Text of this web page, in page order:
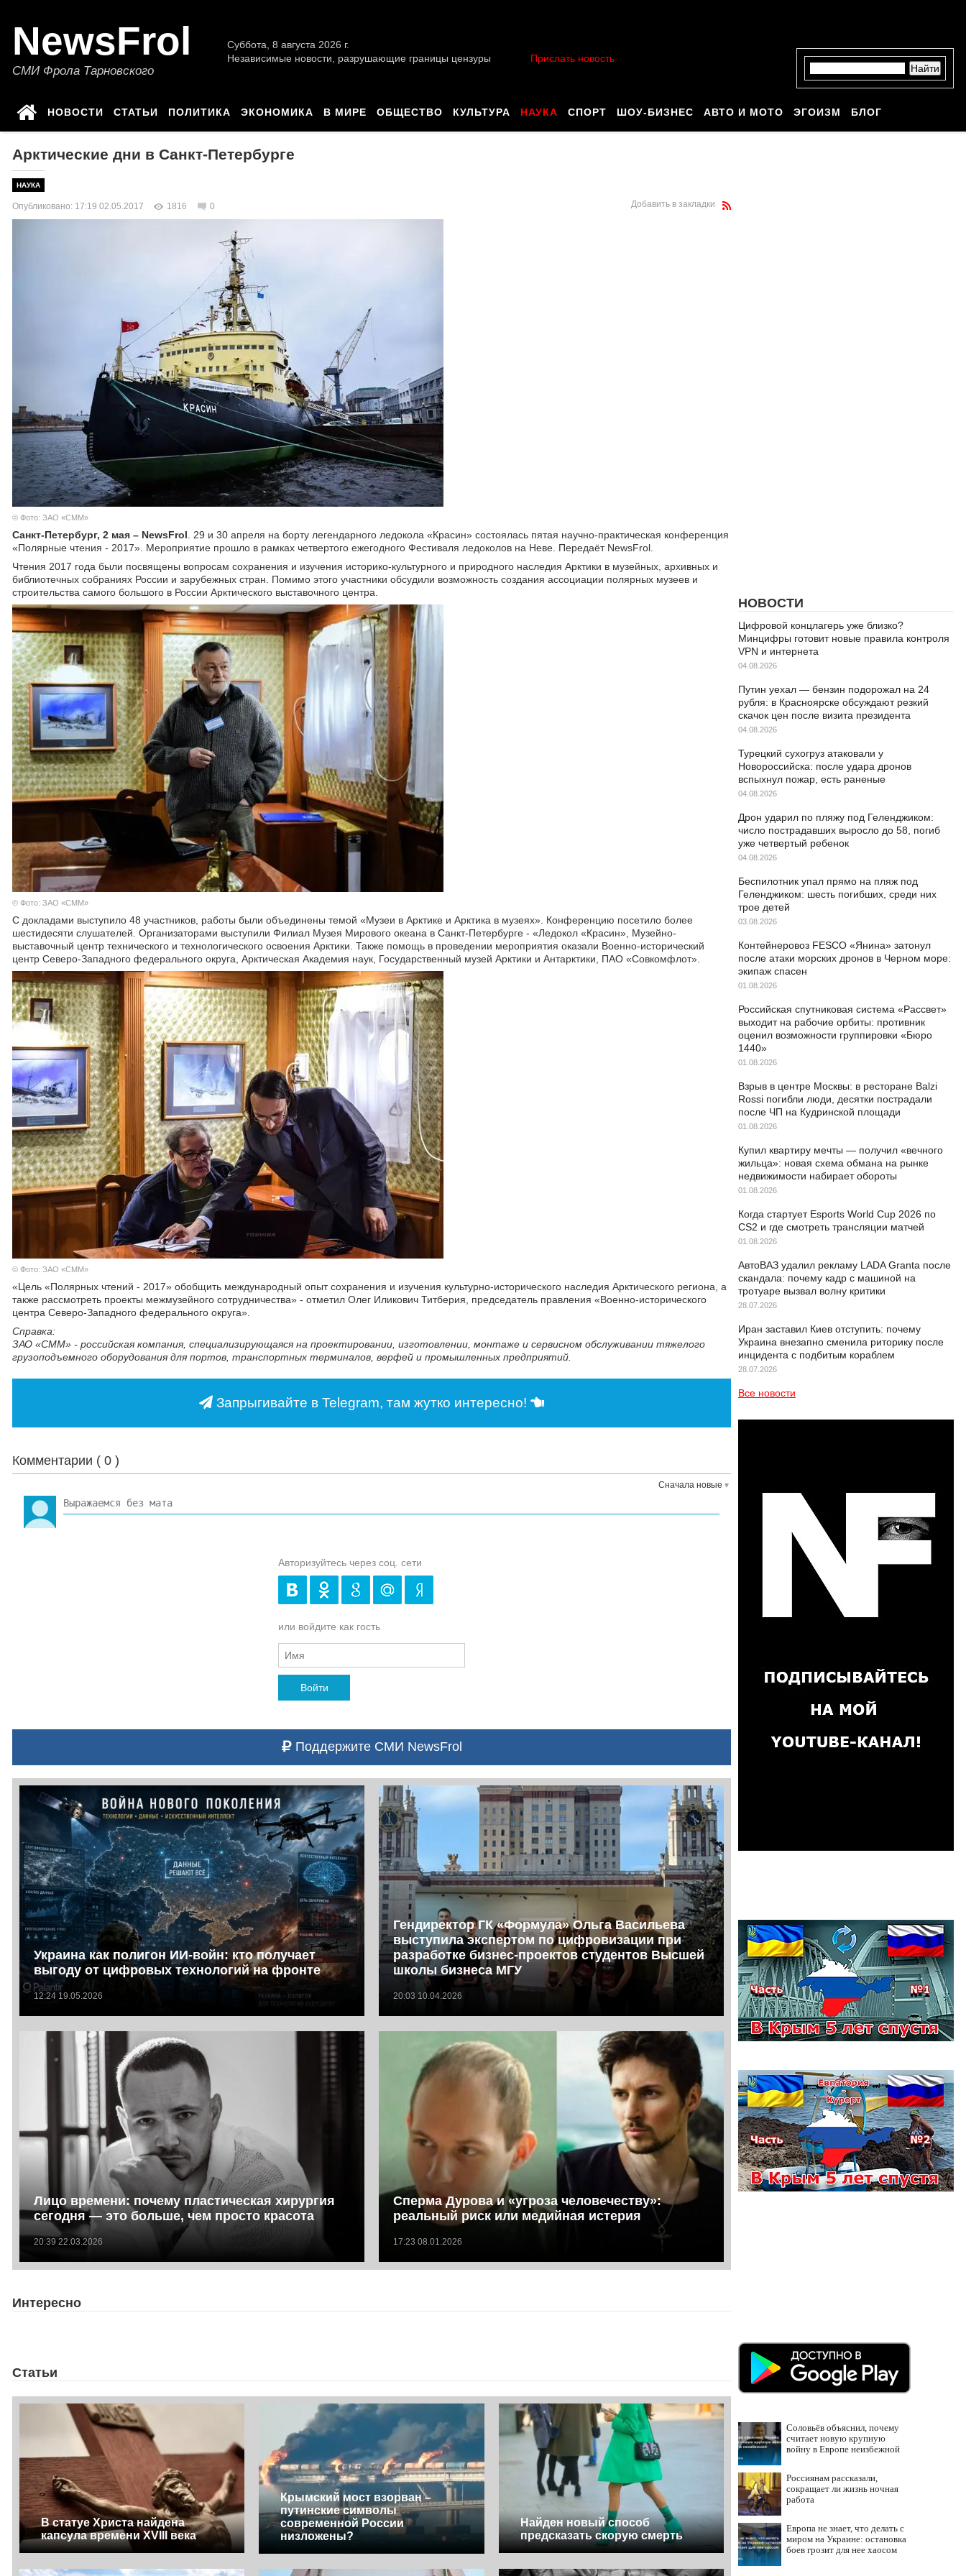
NewsFrol
СМИ Фрола Тарновского
Суббота, 8 августа 2026 г.
Независимые новости, разрушающие границы цензуры
Прислать новость
НОВОСТИ СТАТЬИ ПОЛИТИКА ЭКОНОМИКА В МИРЕ ОБЩЕСТВО КУЛЬТУРА НАУКА СПОРТ ШОУ-БИЗНЕС АВТО И МОТО ЭГОИЗМ БЛОГ
Арктические дни в Санкт-Петербурге
НАУКА
Опубликовано: 17:19 02.05.2017 1816 0 Добавить в закладки
© Фото: ЗАО «СММ»
Санкт-Петербург, 2 мая – NewsFrol . 29 и 30 апреля на борту легендарного ледокола «Красин» состоялась пятая научно-практическая конференция
«Полярные чтения - 2017». Мероприятие прошло в рамках четвертого ежегодного Фестиваля ледоколов на Неве. Передаёт NewsFrol.
Чтения 2017 года были посвящены вопросам сохранения и изучения историко-культурного и природного наследия Арктики в музейных, архивных и
библиотечных собраниях России и зарубежных стран. Помимо этого участники обсудили возможность создания ассоциации полярных музеев и
строительства самого большого в России Арктического выставочного центра.
© Фото: ЗАО «СММ»
С докладами выступило 48 участников, работы были объединены темой «Музеи в Арктике и Арктика в музеях». Конференцию посетило более
шестидесяти слушателей. Организаторами выступили Филиал Музея Мирового океана в Санкт-Петербурге - «Ледокол «Красин», Музейно-
выставочный центр технического и технологического освоения Арктики. Также помощь в проведении мероприятия оказали Военно-исторический
центр Северо-Западного федерального округа, Арктическая Академия наук, Государственный музей Арктики и Антарктики, ПАО «Совкомфлот».
© Фото: ЗАО «СММ»
«Цель «Полярных чтений - 2017» обобщить международный опыт сохранения и изучения культурно-исторического наследия Арктического региона, а
также рассмотреть проекты межмузейного сотрудничества» - отметил Олег Иликович Титберия, председатель правления «Военно-исторического
центра Северо-Западного федерального округа».
Справка:
ЗАО «СММ» - российская компания, специализирующаяся на проектировании, изготовлении, монтаже и сервисном обслуживании тяжелого
грузоподъемного оборудования для портов, транспортных терминалов, верфей и промышленных предприятий.
Запрыгивайте в Telegram, там жутко интересно!
Комментарии ( 0 )
Сначала новые
Авторизуйтесь через соц. сети
или войдите как гость
Войти
Поддержите СМИ NewsFrol
Украина как полигон ИИ-войн: кто получает
выгоду от цифровых технологий на фронте
12:24 19.05.2026
Гендиректор ГК «Формула» Ольга Васильева
выступила экспертом по цифровизации при
разработке бизнес-проектов студентов Высшей
школы бизнеса МГУ
20:03 10.04.2026
Лицо времени: почему пластическая хирургия
сегодня — это больше, чем просто красота
20:39 22.03.2026
Сперма Дурова и «угроза человечеству»:
реальный риск или медийная истерия
17:23 08.01.2026
Интересно
Статьи
В статуе Христа найдена
капсула времени XVIII века
Крымский мост взорван –
путинские символы
современной России
низложены?
Найден новый способ
предсказать скорую смерть
НОВОСТИ
Цифровой концлагерь уже близко?
Минцифры готовит новые правила контроля
VPN и интернета
04.08.2026
Путин уехал — бензин подорожал на 24
рубля: в Красноярске обсуждают резкий
скачок цен после визита президента
04.08.2026
Турецкий сухогруз атаковали у
Новороссийска: после удара дронов
вспыхнул пожар, есть раненые
04.08.2026
Дрон ударил по пляжу под Геленджиком:
число пострадавших выросло до 58, погиб
уже четвертый ребенок
04.08.2026
Беспилотник упал прямо на пляж под
Геленджиком: шесть погибших, среди них
трое детей
03.08.2026
Контейнеровоз FESCO «Янина» затонул
после атаки морских дронов в Черном море:
экипаж спасен
01.08.2026
Российская спутниковая система «Рассвет»
выходит на рабочие орбиты: противник
оценил возможности группировки «Бюро
1440»
01.08.2026
Взрыв в центре Москвы: в ресторане Balzi
Rossi погибли люди, десятки пострадали
после ЧП на Кудринской площади
01.08.2026
Купил квартиру мечты — получил «вечного
жильца»: новая схема обмана на рынке
недвижимости набирает обороты
01.08.2026
Когда стартует Esports World Cup 2026 по
CS2 и где смотреть трансляции матчей
01.08.2026
АвтоВАЗ удалил рекламу LADA Granta после
скандала: почему кадр с машиной на
тротуаре вызвал волну критики
28.07.2026
Иран заставил Киев отступить: почему
Украина внезапно сменила риторику после
инцидента с подбитым кораблем
28.07.2026
Все новости
Соловьёв объяснил, почему
считает новую крупную
войну в Европе неизбежной
Россиянам рассказали,
сокращает ли жизнь ночная
работа
Европа не знает, что делать с
миром на Украине: остановка
боев грозит для нее хаосом